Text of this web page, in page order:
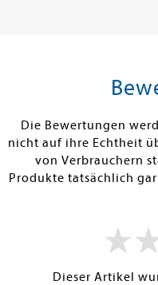
Die Bewertungen
nicht auf ihre Echtheit
von Verbrauchern
Produkte tatsächlich
Dieser Artikel